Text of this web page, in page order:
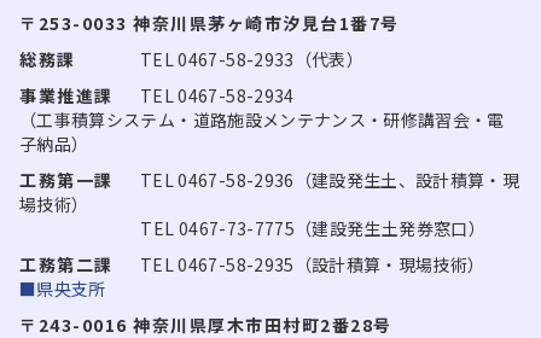
〒253-0033 神奈川県茅ヶ崎市汐見台1番7号
総務課
TEL 0467-58-2933（代表）
事業推進課
TEL 0467-58-2934
（工事積算システム・道路施設メンテナンス・研修講習会・電
子納品）
工務第一課
TEL 0467-58-2936（建設発生土、設計積算・現
場技術）
TEL 0467-73-7775（建設発生土発券窓口）
工務第二課
TEL 0467-58-2935（設計積算・現場技術）
■県央支所
〒243-0016 神奈川県厚木市田村町2番28号